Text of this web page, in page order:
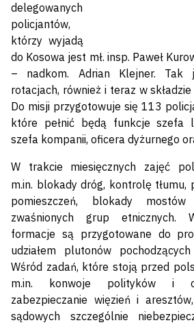
delegowanych
policjantów,
którzy wyjadą
do Kosowa jest mł. insp. Paweł
– nadkom. Adrian Klejner. Tak
rotacjach, również i teraz w
Do misji przygotowuje się 113
które pełnić będą funkcje szefa
szefa kompanii, oficera dyżurnego
W trakcie miesięcznych zajęć
m.in. blokady dróg, kontrolę tłumu,
pomieszczeń, blokady
zwaśnionych grup etnicznych.
formacje są przygotowane do
udziałem plutonów
Wśród zadań, które stoją przed
m.in. konwoje polityków i
zabezpieczanie więzień i
sądowych szczególnie